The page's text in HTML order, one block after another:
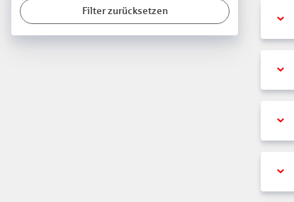
Filter zurücksetzen